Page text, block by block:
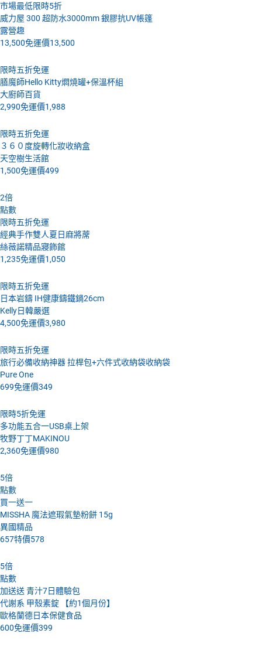
市場最低限時5折
威力屋 300 超防水3000mm 銀膠抗UV帳篷
露營趣
13,500免運價13,500
限時五折免運
膳魔師Hello Kitty燜燒罐+保溫杯組
大廚師百貨
2,990免運價1,988
限時五折免運
３６０度旋轉化妝收納盒
天空樹生活館
1,500免運價499
2倍
點數
限時五折免運
經典手作雙人夏日麻將蓆
絲薇諾精品寢飾館
1,235免運價1,050
限時五折免運
日本岩鑄 IH健康鑄鐵鍋26cm
Kelly日韓嚴選
4,500免運價3,980
限時五折免運
旅行必備收納神器 拉桿包+六件式收納袋收納袋
Pure One
699免運價349
限時5折免運
多功能五合一USB桌上架
牧野丁丁MAKINOU
2,360免運價980
5倍
點數
買一送一
MISSHA 魔法遮瑕氣墊粉餅 15g
異國精品
657特價578
5倍
點數
加送送 青汁7日體驗包
代謝系 甲殼素錠 【約1個月份】
歐格蘭德日本保健食品
600免運價399